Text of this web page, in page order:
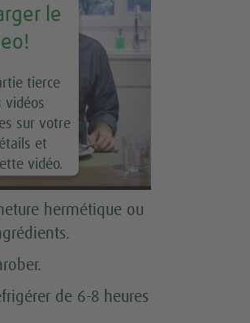
le
tierce
vidéos
sur votre
et
vidéo.
hermétique ou
de 6-8 heures